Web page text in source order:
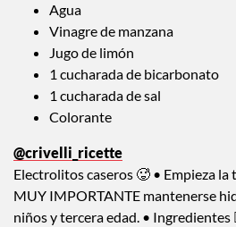
Agua
Vinagre de manzana
Jugo de limón
1 cucharada de bicarbonato
1 cucharada de sal
Colorante
@crivelli_ricette
Electrolitos caseros 🥵 • Empieza la
MUY IMPORTANTE mantenerse
niños y tercera edad. • Ingredientes